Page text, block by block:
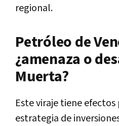
regional.
Petróleo de
¿amenaza o
Muerta?
Este viraje tiene
estrategia de